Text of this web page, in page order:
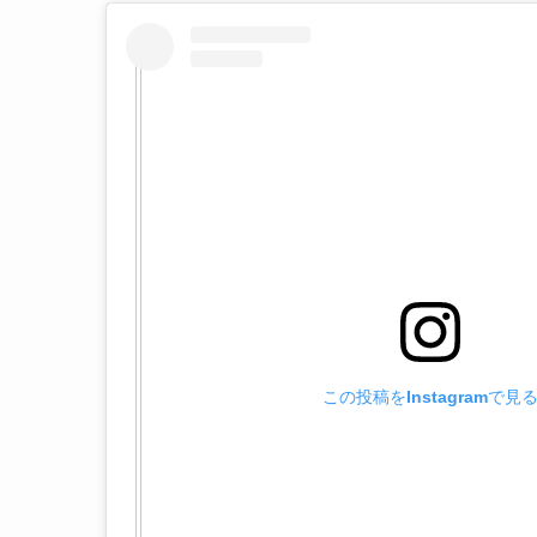
この投稿をInstagramで見る